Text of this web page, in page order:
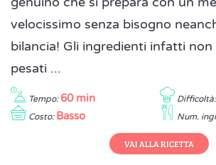
velocissimo senza bisogno
bilancia! Gli ingredienti infatti
pesati ...
Tempo: 60 min Difficoltà:
Costo: Basso Num.
VAI ALLA RICETTA